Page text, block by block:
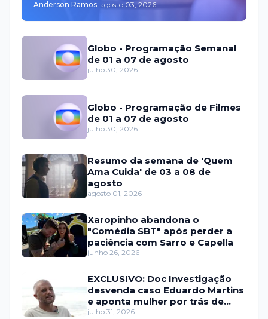
Anderson Ramos-agosto 03, 2026
Globo - Programação Semanal
de 01 a 07 de agosto
julho 30, 2026
Globo - Programação de Filmes
de 01 a 07 de agosto
julho 30, 2026
Resumo da semana de 'Quem
Ama Cuida' de 03 a 08 de
agosto
agosto 01, 2026
Xaropinho abandona o
"Comédia SBT" após perder a
paciência com Sarro e Capella
junho 26, 2026
EXCLUSIVO: Doc Investigação
desvenda caso Eduardo Martins
e aponta mulher por trás de
fraude internacional
julho 31, 2026